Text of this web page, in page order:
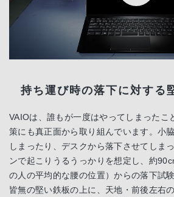
持ち運び時の落下に対する
VAIOは、誰もが一度はやってしまったこ
策にも真正面から取り組んでいます。小
しまったり、デスクから落下させてしま
ンで起こりうるうっかりを想定し、約
の人の平均的な腰の位置）からの落下試
皆無の堅い鉄板の上に、天地・前後左右